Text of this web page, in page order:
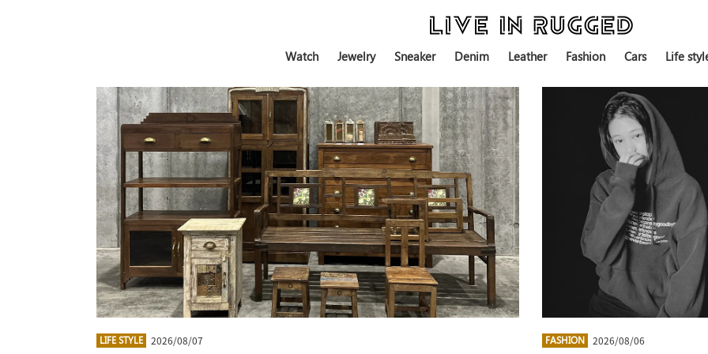
Watch Jewelry Sneaker Denim Leather Fashion Cars Life
LIFE STYLE 2026/08/07 FASHION 2026/08/06